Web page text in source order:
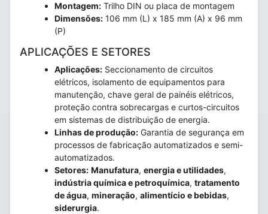
Montagem: Trilho DIN ou placa de montagem
Dimensões: 106 mm (L) x 185 mm (A) x 96 mm
(P)
APLICAÇÕES E SETORES
Aplicações: Seccionamento de circuitos
elétricos, isolamento de equipamentos para
manutenção, chave geral de painéis elétricos,
proteção contra sobrecargas e curtos-circuitos
em sistemas de distribuição de energia.
Linhas de produção: Garantia de segurança em
processos de fabricação automatizados e semi-
automatizados.
Setores: Manufatura, energia e utilidades,
indústria química e petroquímica, tratamento
de água, mineração, alimentício e bebidas,
siderurgia.